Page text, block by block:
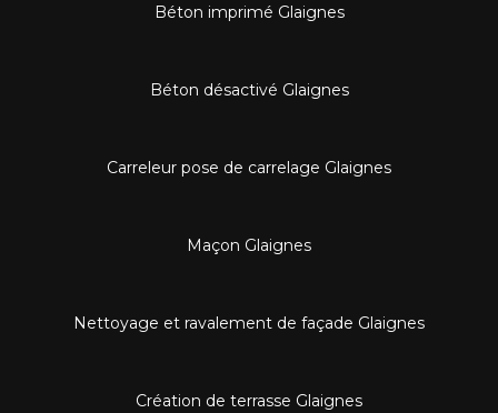
Béton imprimé Glaignes
Béton désactivé Glaignes
Carreleur pose de carrelage Glaignes
Maçon Glaignes
Nettoyage et ravalement de façade Glaignes
Création de terrasse Glaignes